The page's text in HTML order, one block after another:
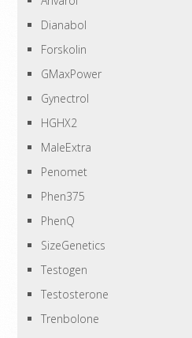
Dianabol
Forskolin
GMaxPower
Gynectrol
HGHX2
MaleExtra
Penomet
Phen375
PhenQ
SizeGenetics
Testogen
Testosterone
Trenbolone